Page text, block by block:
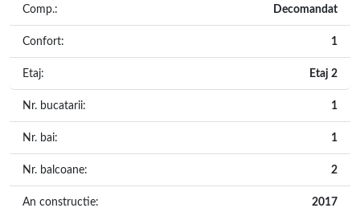
Comp.: Decomandat
Confort: 1
Etaj: Etaj 2
Nr. bucatarii: 1
Nr. bai: 1
Nr. balcoane: 2
An constructie: 2017